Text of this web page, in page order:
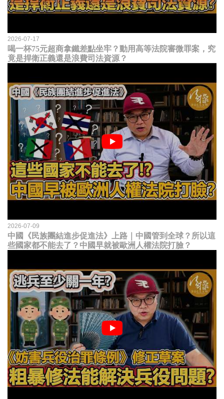
2026-07-17
喝一杯75元超商拿鐵差點坐牢？動用高等法院審微罪案，究
竟是捍衛正義還是浪費司法資源？
2026-07-09
中國《民族團結進步促進法》上路｜中國管到全球？所以這
些國家都不能去了？中國早就被歐洲人權法院打臉？